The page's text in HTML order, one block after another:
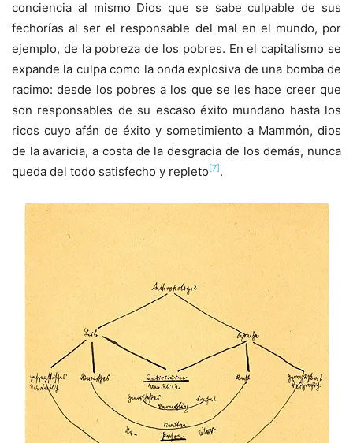
conciencia al mismo Dios que se sabe culpable de sus
fechorías al ser el responsable del mal en el mundo, por
ejemplo, de la pobreza de los pobres. En el capitalismo se
expande la culpa como la onda explosiva de una bomba de
racimo: desde los pobres a los que se les hace creer que
son responsables de su escaso éxito mundano hasta los
ricos cuyo afán de éxito y sometimiento a Mammón, dios
de la avaricia, a costa de la desgracia de los demás, nunca
queda del todo satisfecho y repleto [7] .